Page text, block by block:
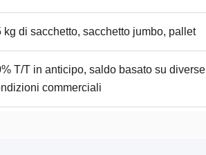
kg di sacchetto, sacchetto jumbo, pallet
T/T in anticipo, saldo basato su diverse
commerciali